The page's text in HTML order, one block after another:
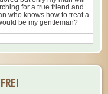
for a true friend and
who knows how to treat a
be my gentleman?